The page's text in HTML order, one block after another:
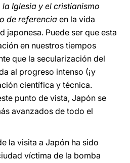
la Iglesia y el cristianismo
de referencia en la vida
japonesa. Puede ser que esta
en nuestros tiempos
que la secularización del
al progreso intenso (¡y
científica y técnica.
punto de vista, Japón se
avanzados de todo el
la visita a Japón ha sido
víctima de la bomba